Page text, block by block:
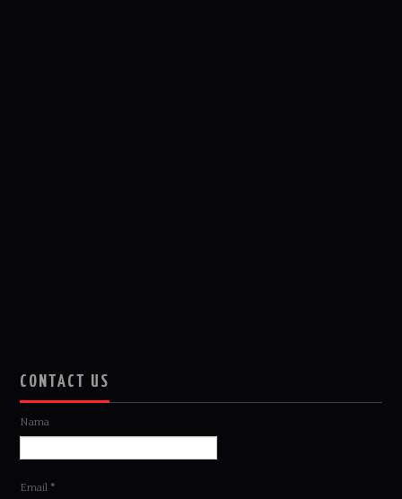
CONTACT US
Nama
Email *